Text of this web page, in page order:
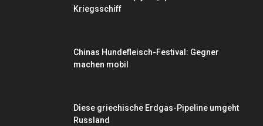
Kriegsschiff
Chinas Hundefleisch-Festival: Gegner
machen mobil
Diese griechische Erdgas-Pipeline umgeht
Russland